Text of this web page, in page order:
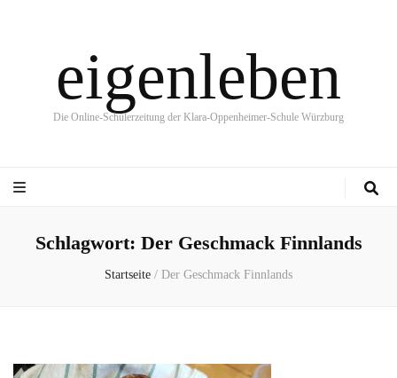
eigenleben
Die Online-Schülerzeitung der Klara-Oppenheimer-Schule Würzburg
Schlagwort: Der Geschmack Finnlands
Startseite / Der Geschmack Finnlands